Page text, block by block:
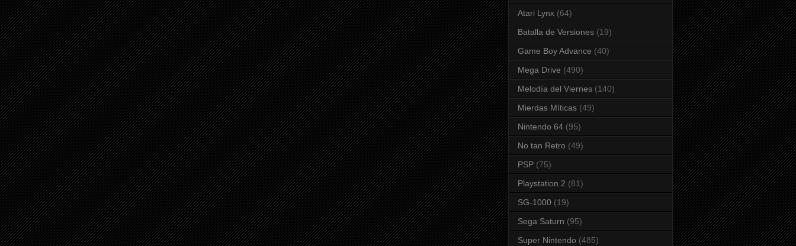
Atari Lynx (64)
Batalla de Versiones (19)
Game Boy Advance (40)
Mega Drive (490)
Melodía del Viernes (140)
Mierdas Míticas (49)
Nintendo 64 (95)
No tan Retro (49)
PSP (75)
Playstation 2 (81)
SG-1000 (19)
Sega Saturn (95)
Super Nintendo (485)